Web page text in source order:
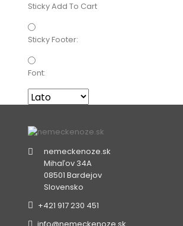
Sticky Add To Cart
Sticky Footer:
Font:
nemeckenoze.sk
Mihaľov 34A
08501 Bardejov
Slovensko
+421 917 230 451
info@nemeckenoze.sk